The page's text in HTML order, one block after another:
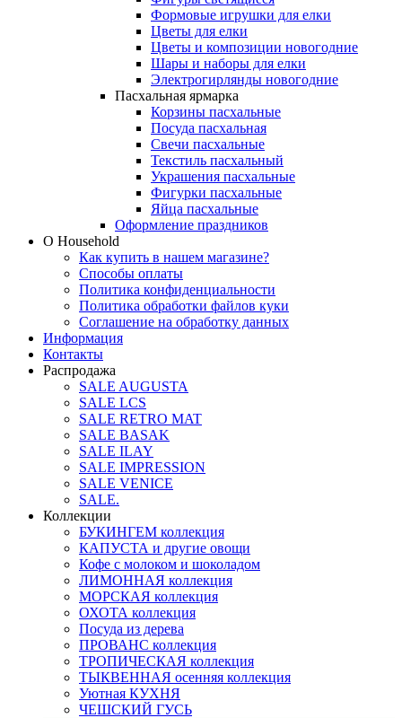
Формовые игрушки для елки
Цветы для елки
Цветы и композиции новогодние
Шары и наборы для елки
Электрогирлянды новогодние
Пасхальная ярмарка
Корзины пасхальные
Посуда пасхальная
Свечи пасхальные
Текстиль пасхальный
Украшения пасхальные
Фигурки пасхальные
Яйца пасхальные
Оформление праздников
О Household
Как купить в нашем магазине?
Способы оплаты
Политика конфиденциальности
Политика обработки файлов куки
Соглашение на обработку данных
Информация
Контакты
Распродажа
SALE AUGUSTA
SALE LCS
SALE RETRO MAT
SALE BASAK
SALE ILAY
SALE IMPRESSION
SALE VENICE
SALE.
Коллекции
БУКИНГЕМ коллекция
КАПУСТА и другие овощи
Кофе с молоком и шоколадом
ЛИМОННАЯ коллекция
МОРСКАЯ коллекция
ОХОТА коллекция
Посуда из дерева
ПРОВАНС коллекция
ТРОПИЧЕСКАЯ коллекция
ТЫКВЕННАЯ осенняя коллекция
Уютная КУХНЯ
ЧЕШСКИЙ ГУСЬ